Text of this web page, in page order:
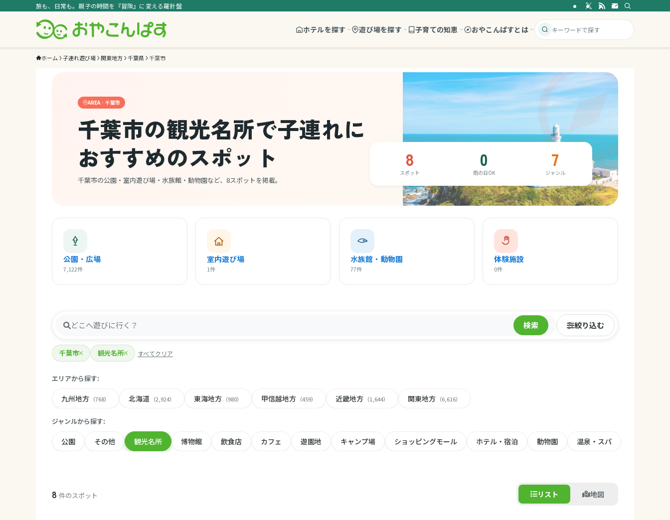
旅も、日常も。親子の時間を『冒険』に変える羅針盤
ホテルを探す 遊び場を探す 子育ての知恵 おやこんぱすとは
ホーム 子連れ遊び場 関東地方 千葉県 千葉市
AREA · 千葉市
千葉市の観光名所で子連れに
おすすめのスポット
千葉市の公園・室内遊び場・水族館・動物園など、8スポットを掲載。
8
スポット
0
雨の日OK
7
ジャンル
公園・広場
7,122件
室内遊び場
1件
水族館・動物園
77件
体験施設
0件
検索 絞り込む
千葉市 観光名所 すべてクリア
エリアから探す:
九州地方 （768） 北海道 （2,924） 東海地方 （980） 甲信越地方 （459） 近畿地方 （1,644） 関東地方 （6,616）
ジャンルから探す:
公園 その他 観光名所 博物館 飲食店 カフェ 遊園地 キャンプ場 ショッピングモール ホテル・宿泊 動物園 温泉・スパ
8 件のスポット リスト 地図